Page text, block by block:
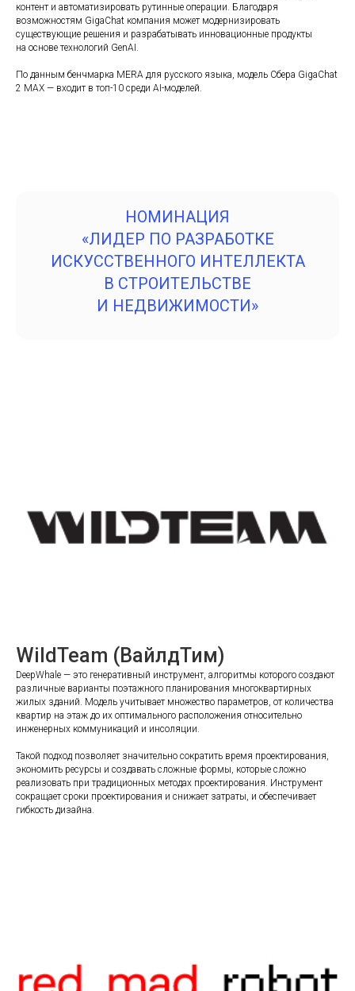
контент и автоматизировать рутинные операции. Благодаря
возможностям GigaChat компания может модернизировать
существующие решения и разрабатывать инновационные продукты
на основе технологий GenAI.
По данным бенчмарка MERA для русского языка, модель Сбера GigaChat
2 MAX — входит в топ-10 среди AI-моделей.
НОМИНАЦИЯ
«ЛИДЕР ПО РАЗРАБОТКЕ
ИСКУССТВЕННОГО ИНТЕЛЛЕКТА
В СТРОИТЕЛЬСТВЕ
И НЕДВИЖИМОСТИ»
WildTeam (ВайлдТим)
DeepWhale — это генеративный инструмент, алгоритмы которого создают
различные варианты поэтажного планирования многоквартирных
жилых зданий. Модель учитывает множество параметров, от количества
квартир на этаж до их оптимального расположения относительно
инженерных коммуникаций и инсоляции.
Такой подход позволяет значительно сократить время проектирования,
экономить ресурсы и создавать сложные формы, которые сложно
реализовать при традиционных методах проектирования. Инструмент
сокращает сроки проектирования и снижает затраты, и обеспечивает
гибкость дизайна.